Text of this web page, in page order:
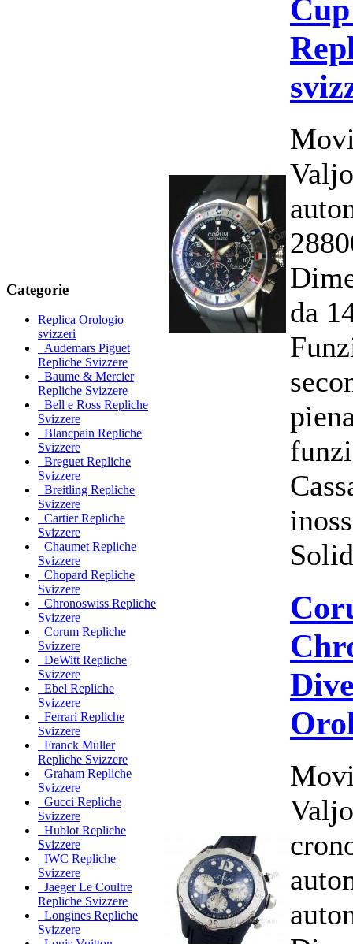
Categorie
Replica Orologio
svizzeri
Audemars Piguet
Repliche Svizzere
Baume & Mercier
Repliche Svizzere
Bell e Ross Repliche
Svizzere
Blancpain Repliche
Svizzere
Breguet Repliche
Svizzere
Breitling Repliche
Svizzere
Cartier Repliche
Svizzere
Chaumet Repliche
Svizzere
Chopard Repliche
Svizzere
Chronoswiss Repliche
Svizzere
Corum Repliche
Svizzere
DeWitt Repliche
Svizzere
Ebel Repliche
Svizzere
Ferrari Repliche
Svizzere
Franck Muller
Repliche Svizzere
Graham Repliche
Svizzere
Gucci Repliche
Svizzere
Hublot Repliche
Svizzere
IWC Repliche
Svizzere
Jaeger Le Coultre
Repliche Svizzere
Longines Repliche
Svizzere
da